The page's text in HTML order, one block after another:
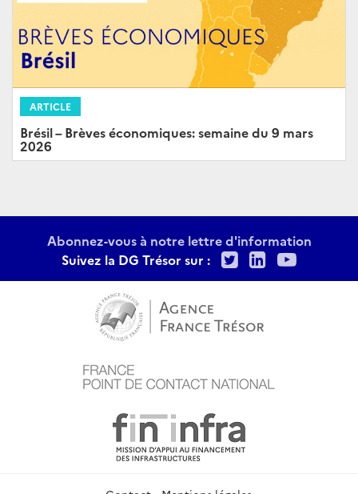
ARTICLE
Brésil – Brèves économiques: semaine du 9 mars
2026
Abonnez-vous à notre lettre d'information
Suivez la DG Trésor sur :
TwitterLinkedIn